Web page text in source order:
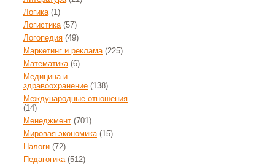
Логика(1)
Логистика(57)
Логопедия (49)
Маркетинг и реклама(225)
Математика(6)
Медицина и
здравоохранение (138)
Международные отношения
(14)
Менеджмент (701)
Мировая экономика(15)
Налоги (72)
Педагогика(512)